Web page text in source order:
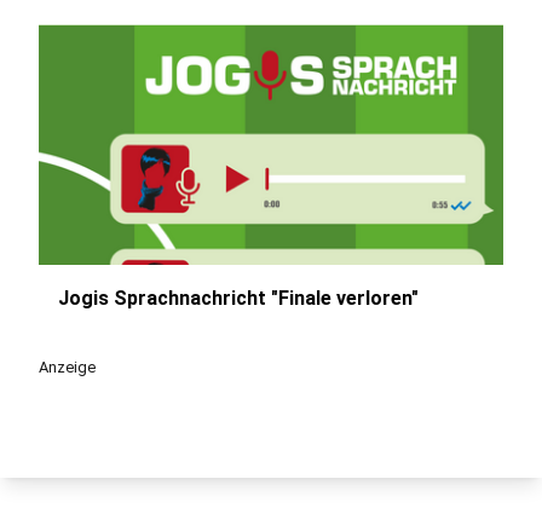
Jogis Sprachnachricht "Finale verloren"
Anzeige